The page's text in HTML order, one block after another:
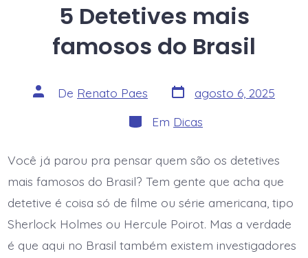
5 Detetives mais
famosos do Brasil
Autor
do
De Renato Paes Data
do
agosto 6, 2025
Categorias
Em Dicas
Você já parou pra pensar quem são os detetives
mais famosos do Brasil? Tem gente que acha que
detetive é coisa só de filme ou série americana, tipo
Sherlock Holmes ou Hercule Poirot. Mas a verdade
é que aqui no Brasil também existem investigadores